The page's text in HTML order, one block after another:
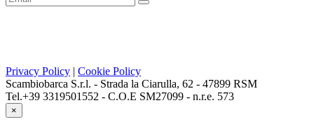
Privacy Policy | Cookie Policy
Scambiobarca S.r.l. - Strada la Ciarulla, 62 - 47899 RSM
Tel.+39 3319501552 - C.O.E SM27099 - n.r.e. 573
×